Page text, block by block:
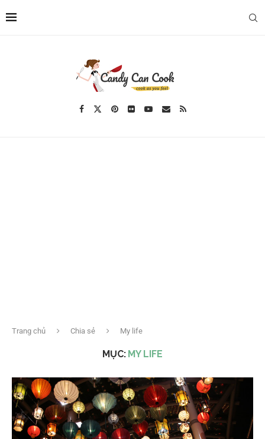
Trang chủ Chia sẻ My life
MỤC: MY LIFE